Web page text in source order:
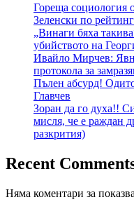
Гореща социология
Зеленски по
„Винаги бяха
убийството на
Ивайло Мирчев:
протокола за
Пълен абсурд!
Главчев
Зоран да го духа!!
мисля, че е раждан
разкрития)
Recent
Няма коментари за